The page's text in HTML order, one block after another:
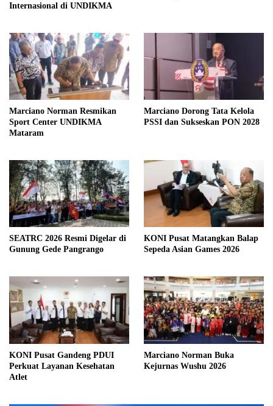
Internasional di UNDIKMA
Marciano Norman Resmikan
Sport Center UNDIKMA
Mataram
Marciano Dorong Tata Kelola
PSSI dan Sukseskan PON 2028
SEATRC 2026 Resmi Digelar di
Gunung Gede Pangrango
KONI Pusat Matangkan Balap
Sepeda Asian Games 2026
KONI Pusat Gandeng PDUI
Perkuat Layanan Kesehatan
Atlet
Marciano Norman Buka
Kejurnas Wushu 2026